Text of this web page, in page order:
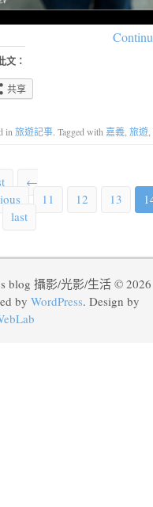
文：
共享
in 旅遊記事. Tagged with 嘉義 旅遊
←
11 12 13
last
blog 攝影/光影/生活 © 2026
by WordPress. Design by